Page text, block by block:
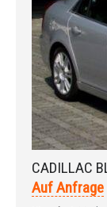
CADILLAC
Auf Anfrage